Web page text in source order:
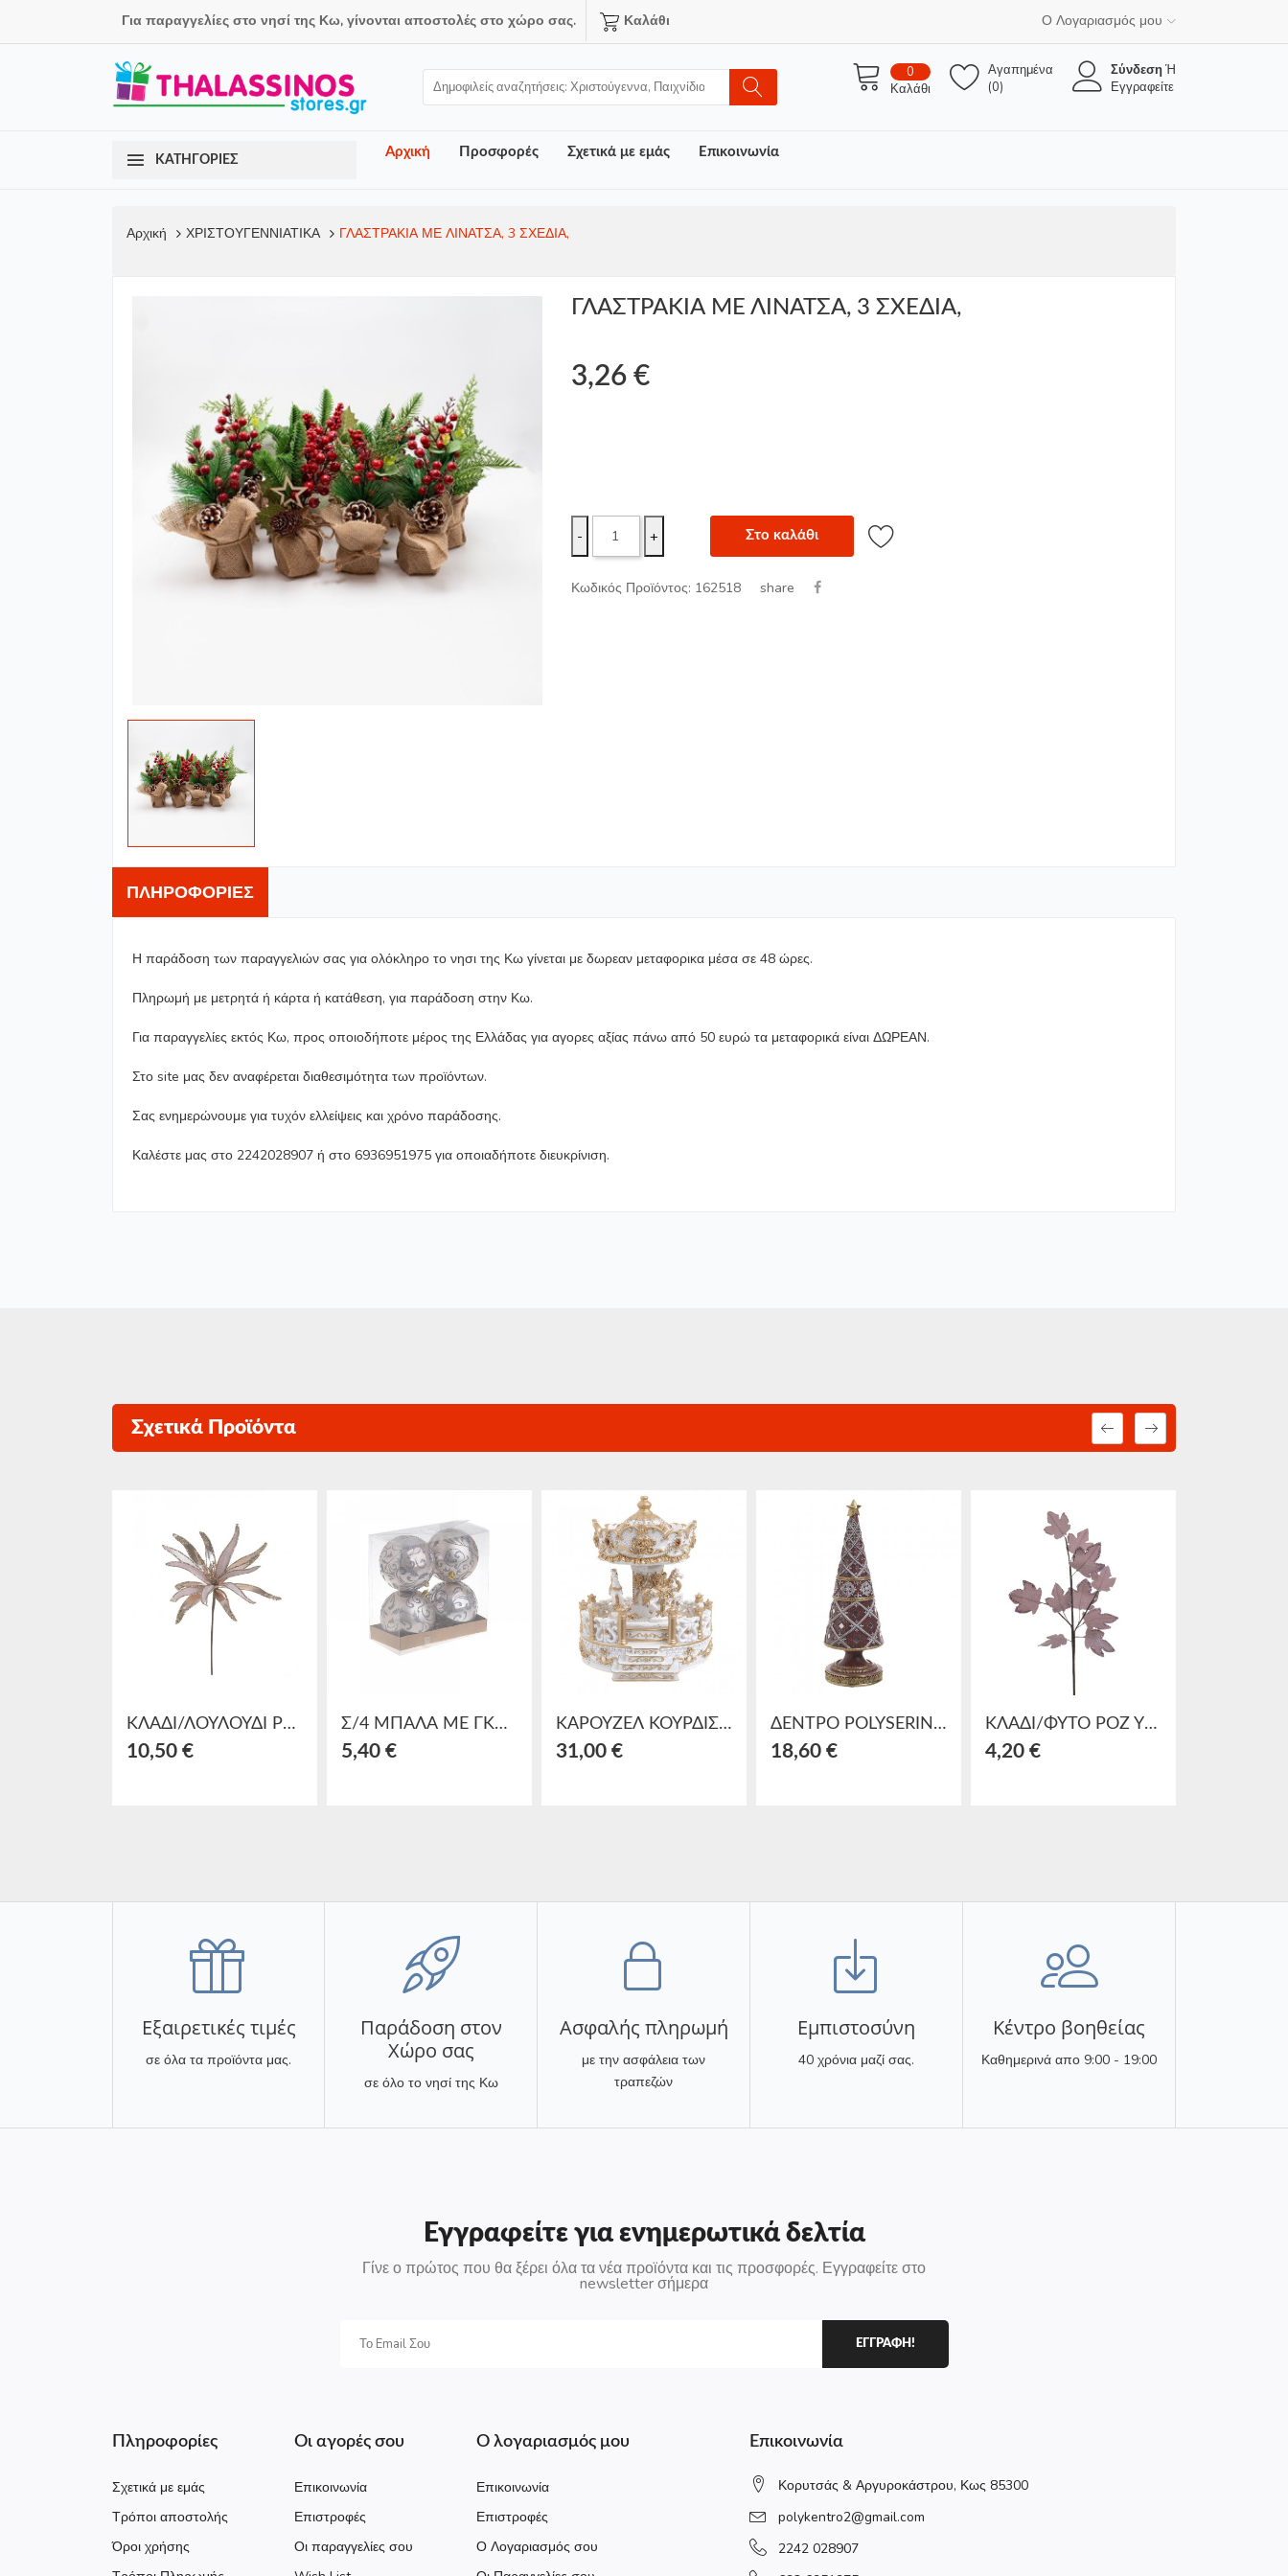
Για παραγγελίες στο νησί της Κω, γίνονται αποστολές στο χώρο σας. Καλάθι Ο Λογαριασμός μου
0
Καλάθι
Αγαπημένα
(0)
ΣύνδεσηΉ
Εγγραφείτε
ΚΑΤΗΓΟΡΙΕΣ
Αρχική Προσφορές Σχετικά με εμάς Επικοινωνία
Αρχική ΧΡΙΣΤΟΥΓΕΝΝΙΑΤΙΚΑ ΓΛΑΣΤΡΑΚΙΑ ΜΕ ΛΙΝΑΤΣΑ, 3 ΣΧΕΔΙΑ,
ΓΛΑΣΤΡΑΚΙΑ ΜΕ ΛΙΝΑΤΣΑ, 3 ΣΧΕΔΙΑ,
3,26 €
- + Στο καλάθι
Κωδικός Προϊόντος: 162518 share
ΠΛΗΡΟΦΟΡΊΕΣ
Η παράδοση των παραγγελιών σας για ολόκληρο το νησι της Κω γίνεται με δωρεαν μεταφορικα μέσα σε 48 ώρες.
Πληρωμή με μετρητά ή κάρτα ή κατάθεση, για παράδοση στην Κω.
Για παραγγελίες εκτός Κω, προς οποιοδήποτε μέρος της Ελλάδας για αγορες αξίας πάνω από 50 ευρώ τα μεταφορικά είναι ΔΩΡΕΑΝ.
Στο site μας δεν αναφέρεται διαθεσιμότητα των προϊόντων.
Σας ενημερώνουμε για τυχόν ελλείψεις και χρόνο παράδοσης.
Καλέστε μας στο 2242028907 ή στο 6936951975 για οποιαδήποτε διευκρίνιση.
Σχετικά Προϊόντα
ΚΛΑΔΙ/ΛΟΥΛΟΥΔΙ ΡΟΖ/ΧΡΥΣΟ Φ40Χ65
10,50 €
Σ/4 ΜΠΑΛΑ ΜΕ ΓΚΛΙΤΕΡ PL ΣΑΜΠΑΝΙ/ΓΚΡΙ Δ10
5,40 €
ΚΑΡΟΥΖΕΛ ΚΟΥΡΔΙΣΤΟ ΜΕ ΚΙΝΗΣΗ/ΜΟΥΣΙΚΗ POLYSERIN 13Χ15Χ17
31,00 €
ΔΕΝΤΡΟ POLYSERIN 11Χ32
18,60 €
ΚΛΑΔΙ/ΦΥΤΟ ΡΟΖ Υ68
4,20 €
Εξαιρετικές τιμές
σε όλα τα προϊόντα μας.
Παράδοση στον
Χώρο σας
σε όλο το νησί της Κω
Ασφαλής πληρωμή
με την ασφάλεια των
τραπεζών
Eμπιστοσύνη
40 χρόνια μαζί σας.
Κέντρο βοηθείας
Καθημερινά απο 9:00 - 19:00
Εγγραφείτε για ενημερωτικά δελτία
Γίνε ο πρώτος που θα ξέρει όλα τα νέα προϊόντα και τις προσφορές. Εγγραφείτε στο
newsletter σήμερα
ΕΓΓΡΑΦΗ!
Πληροφορίες
Σχετικά με εμάς
Τρόποι αποστολής
Όροι χρήσης
Οι αγορές σου
Επικοινωνία
Επιστροφές
Οι παραγγελίες σου
Ο λογαριασμός μου
Επικοινωνία
Επιστροφές
Ο Λογαριασμός σου
Επικοινωνία
Κορυτσάς & Αργυροκάστρου, Κως 85300
polykentro2@gmail.com
2242 028907